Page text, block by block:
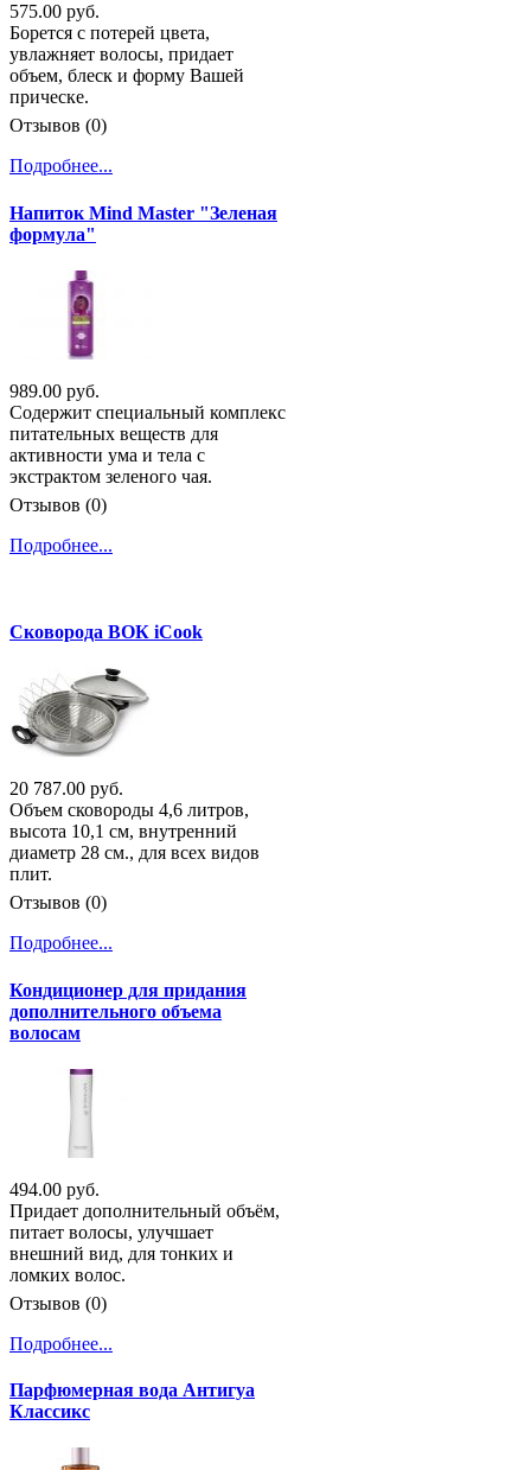
575.00 руб.
Борется с потерей цвета,
увлажняет волосы, придает
объем, блеск и форму Вашей
прическе.
Отзывов (0)
Подробнее...
Напиток Mind Master "Зеленая
формула"
989.00 руб.
Содержит специальный комплекс
питательных веществ для
активности ума и тела c
экстрактом зеленого чая.
Отзывов (0)
Подробнее...
Сковорода ВОК iCook
20 787.00 руб.
Объем сковороды 4,6 литров,
высота 10,1 см, внутренний
диаметр 28 см., для всех видов
плит.
Отзывов (0)
Подробнее...
Кондиционер для придания
дополнительного объема
волосам
494.00 руб.
Придает дополнительный объём,
питает волосы, улучшает
внешний вид, для тонких и
ломких волос.
Отзывов (0)
Подробнее...
Парфюмерная вода Антигуа
Классикс